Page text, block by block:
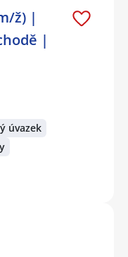
ž) |
|
úvazek